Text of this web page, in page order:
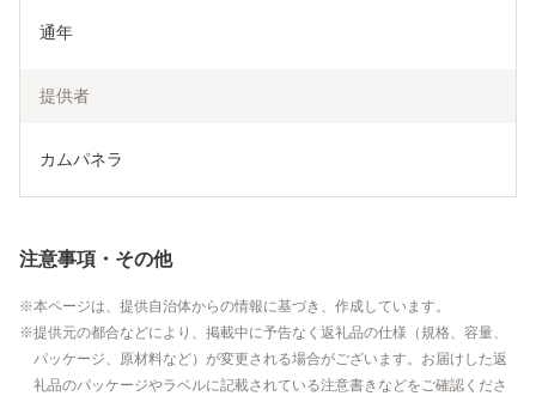
通年
提供者
カムパネラ
注意事項・その他
本ページは、提供自治体からの情報に基づき、作成しています。
提供元の都合などにより、掲載中に予告なく返礼品の仕様（規格、容量、
パッケージ、原材料など）が変更される場合がございます。お届けした返
礼品のパッケージやラベルに記載されている注意書きなどをご確認くださ